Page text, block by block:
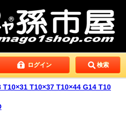
ログイン 検索
T10×31 T10×37 T10×44 G14 T10